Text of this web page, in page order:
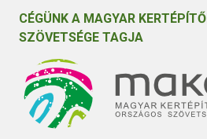
CÉGÜNK A MAGYAR
SZÖVETSÉGE TAGJA